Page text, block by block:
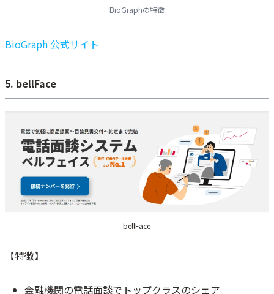
BioGraphの特徴
BioGraph 公式サイト
5. bellFace
bellFace
【特徴】
金融機関の電話面談でトップクラスのシェア